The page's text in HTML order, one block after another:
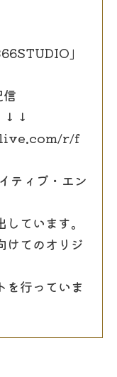
」
r/f
ティブ・エン
ています。
けてのオリジ
を行っていま